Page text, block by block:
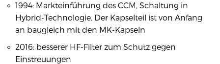
1994: Markteinführung des CCM, Schaltung in
Hybrid-Technologie. Der Kapselteil ist von Anfang
an baugleich mit den MK-Kapseln
2016: besserer HF-Filter zum Schutz gegen
Einstreuungen